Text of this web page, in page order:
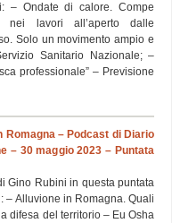
– Ondate di calore. Compe
nei lavori all’aperto dalle
Solo un movimento ampio e
Sanitario Nazionale; –
professionale” – Previsione
Romagna – Podcast di Diario
– 30 maggio 2023 – Puntata
Rubini in questa puntata
– Alluvione in Romagna. Quali
difesa del territorio – Eu Osha